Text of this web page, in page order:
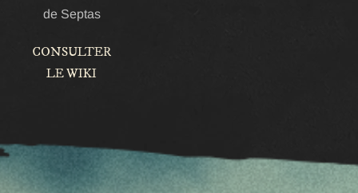
de Septas
CONSULTER
LE WIKI